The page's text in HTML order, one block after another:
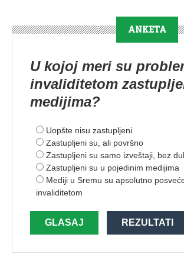
ANKETA
U kojoj meri su
invaliditetom
medijima?
Uopšte nisu zastupljeni
Zastupljeni su, ali površno
Zastupljeni su samo izveštaji, bez
Zastupljeni su u pojedinim medijima
Mediji u Sremu su apsolutno
invaliditetom
GLASAJ REZULTATI